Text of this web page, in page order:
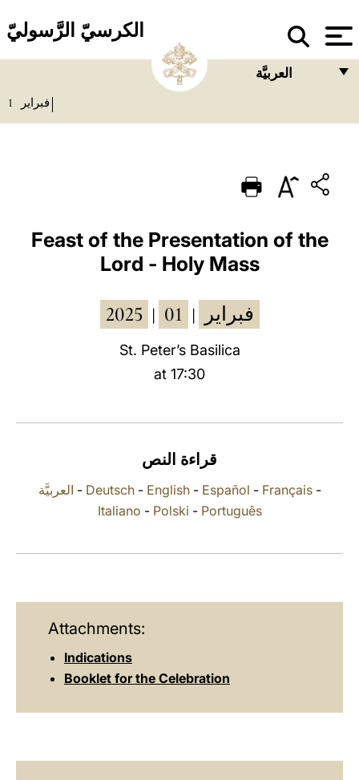
الكرسيّ الرَّسوليّ
العربيَّة
PORTUGUÊS
ESPAÑOL
DEUTSCH
فبراير 1
Feast of the Presentation of the
Lord - Holy Mass
2025 فبراير 01
St. Peter’s Basilica
at 17:30
قراءة النص
العربيَّة - Deutsch- English- Español - Français-
Italiano - Polski - Português
Attachments:
Indications
Booklet for the Celebration